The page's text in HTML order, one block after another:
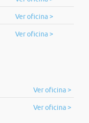
Ver oficina >
Ver oficina >
Ver oficina >
Ver oficina >